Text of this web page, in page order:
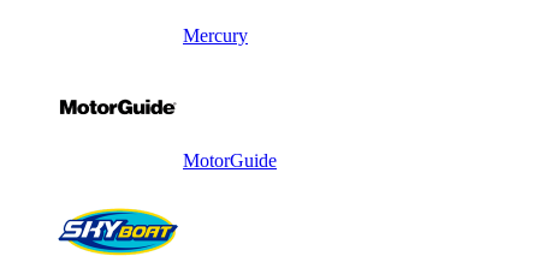
Mercury
MotorGuide